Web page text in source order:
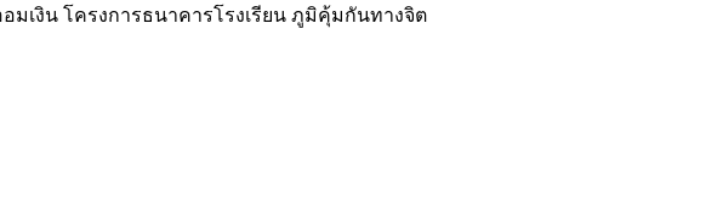
มเงิน โครงการธนาคารโรงเรียน ภูมิคุ้มกันทางจิต